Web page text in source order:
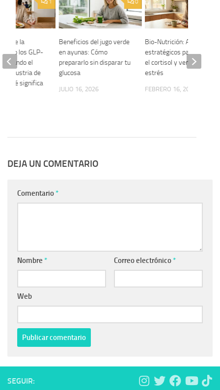
0
Beneficios del jugo verde
en ayunas: Cómo
prepararlo sin disparar tu
glucosa
JULIO 16, 2026
Bio-Nutrición: Alimentos
estratégicos para domar
el cortisol y vencer el
estrés
FEBRERO 16, 2026
1
de la
los GLP-
el
industria de
qué significa
DEJA UN COMENTARIO
Comentario *
Nombre * Correo electrónico *
Web
SEGUIR: